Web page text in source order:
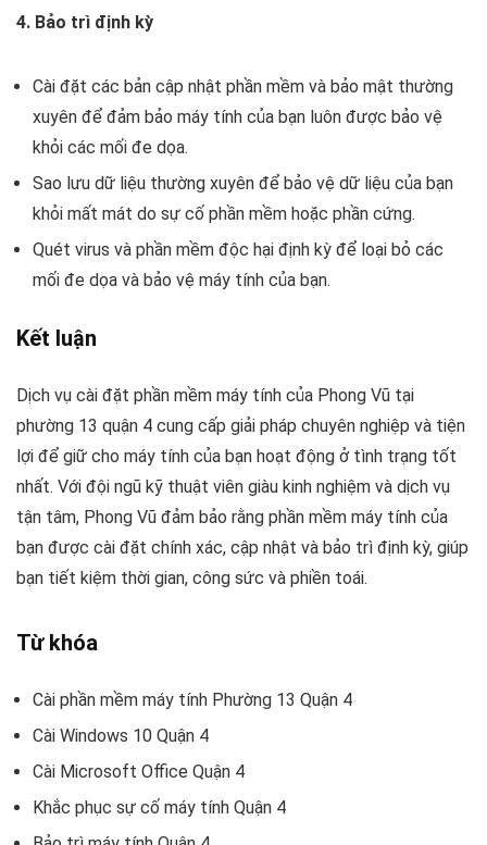
4. Bảo trì định kỳ
Cài đặt các bản cập nhật phần mềm và bảo mật thường
xuyên để đảm bảo máy tính của bạn luôn được bảo vệ
khỏi các mối đe dọa.
Sao lưu dữ liệu thường xuyên để bảo vệ dữ liệu của bạn
khỏi mất mát do sự cố phần mềm hoặc phần cứng.
Quét virus và phần mềm độc hại định kỳ để loại bỏ các
mối đe dọa và bảo vệ máy tính của bạn.
Kết luận
Dịch vụ cài đặt phần mềm máy tính của Phong Vũ tại
phường 13 quận 4 cung cấp giải pháp chuyên nghiệp và tiện
lợi để giữ cho máy tính của bạn hoạt động ở tình trạng tốt
nhất. Với đội ngũ kỹ thuật viên giàu kinh nghiệm và dịch vụ
tận tâm, Phong Vũ đảm bảo rằng phần mềm máy tính của
bạn được cài đặt chính xác, cập nhật và bảo trì định kỳ, giúp
bạn tiết kiệm thời gian, công sức và phiền toái.
Từ khóa
Cài phần mềm máy tính Phường 13 Quận 4
Cài Windows 10 Quận 4
Cài Microsoft Office Quận 4
Khắc phục sự cố máy tính Quận 4